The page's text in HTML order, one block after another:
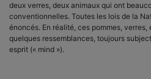
deux verres, deux animaux qui ont
conventionnelles. Toutes les lois de la
énoncés. En réalité, ces pommes, verres,
quelques ressemblances, toujours
esprit (« mind »).